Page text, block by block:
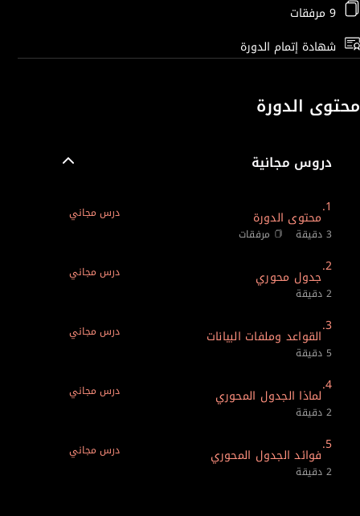
شهادة إتمام الدورة
محتوى الدورة
دروس مجانية
1.
محتوى الدورة
درس مجاني
3 دقيقة
مرفقات
2.
جدول محوري
درس مجاني
2 دقيقة
3.
القواعد وملفات البيانات
درس مجاني
5 دقيقة
4.
لماذا الجدول المحوري
درس مجاني
2 دقيقة
5.
فوائد الجدول المحوري
درس مجاني
2 دقيقة